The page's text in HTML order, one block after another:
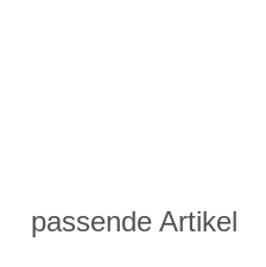
passende Artikel